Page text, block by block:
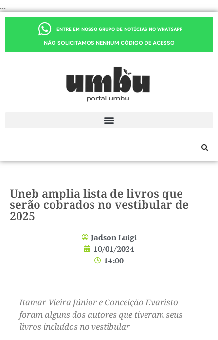
...
ENTRE EM NOSSO GRUPO DE NOTÍCIAS NO WHATSAPP
NÃO SOLICITAMOS NENHUM CÓDIGO DE ACESSO
Uneb amplia lista de livros que
serão cobrados no vestibular de
2025
Jadson Luigi
10/01/2024
14:00
Itamar Vieira Júnior e Conceição Evaristo
foram alguns dos autores que tiveram seus
livros incluídos no vestibular